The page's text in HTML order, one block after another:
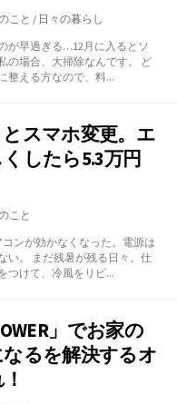
こと / 日々の暮らし
が早過ぎる…12月に入るとソ
の場合、大掃除なんです。 ど
整える方なので、料...
スマホ変更。エ
したら5.3万円
こと
ンが効かなくなった。電源は
い。 まだ残暑が残る日々。仕
つけて、冷風をリビ...
」でお家の
るを解決するオ